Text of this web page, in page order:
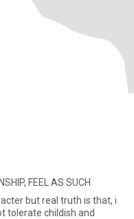
FEEL AS SUCH
but real truth is that, i
tolerate childish and